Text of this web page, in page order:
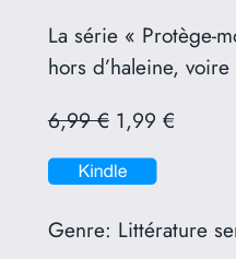
La série « Protège-
hors d’haleine,
6,99 €1,99 €
Genre: Littérature